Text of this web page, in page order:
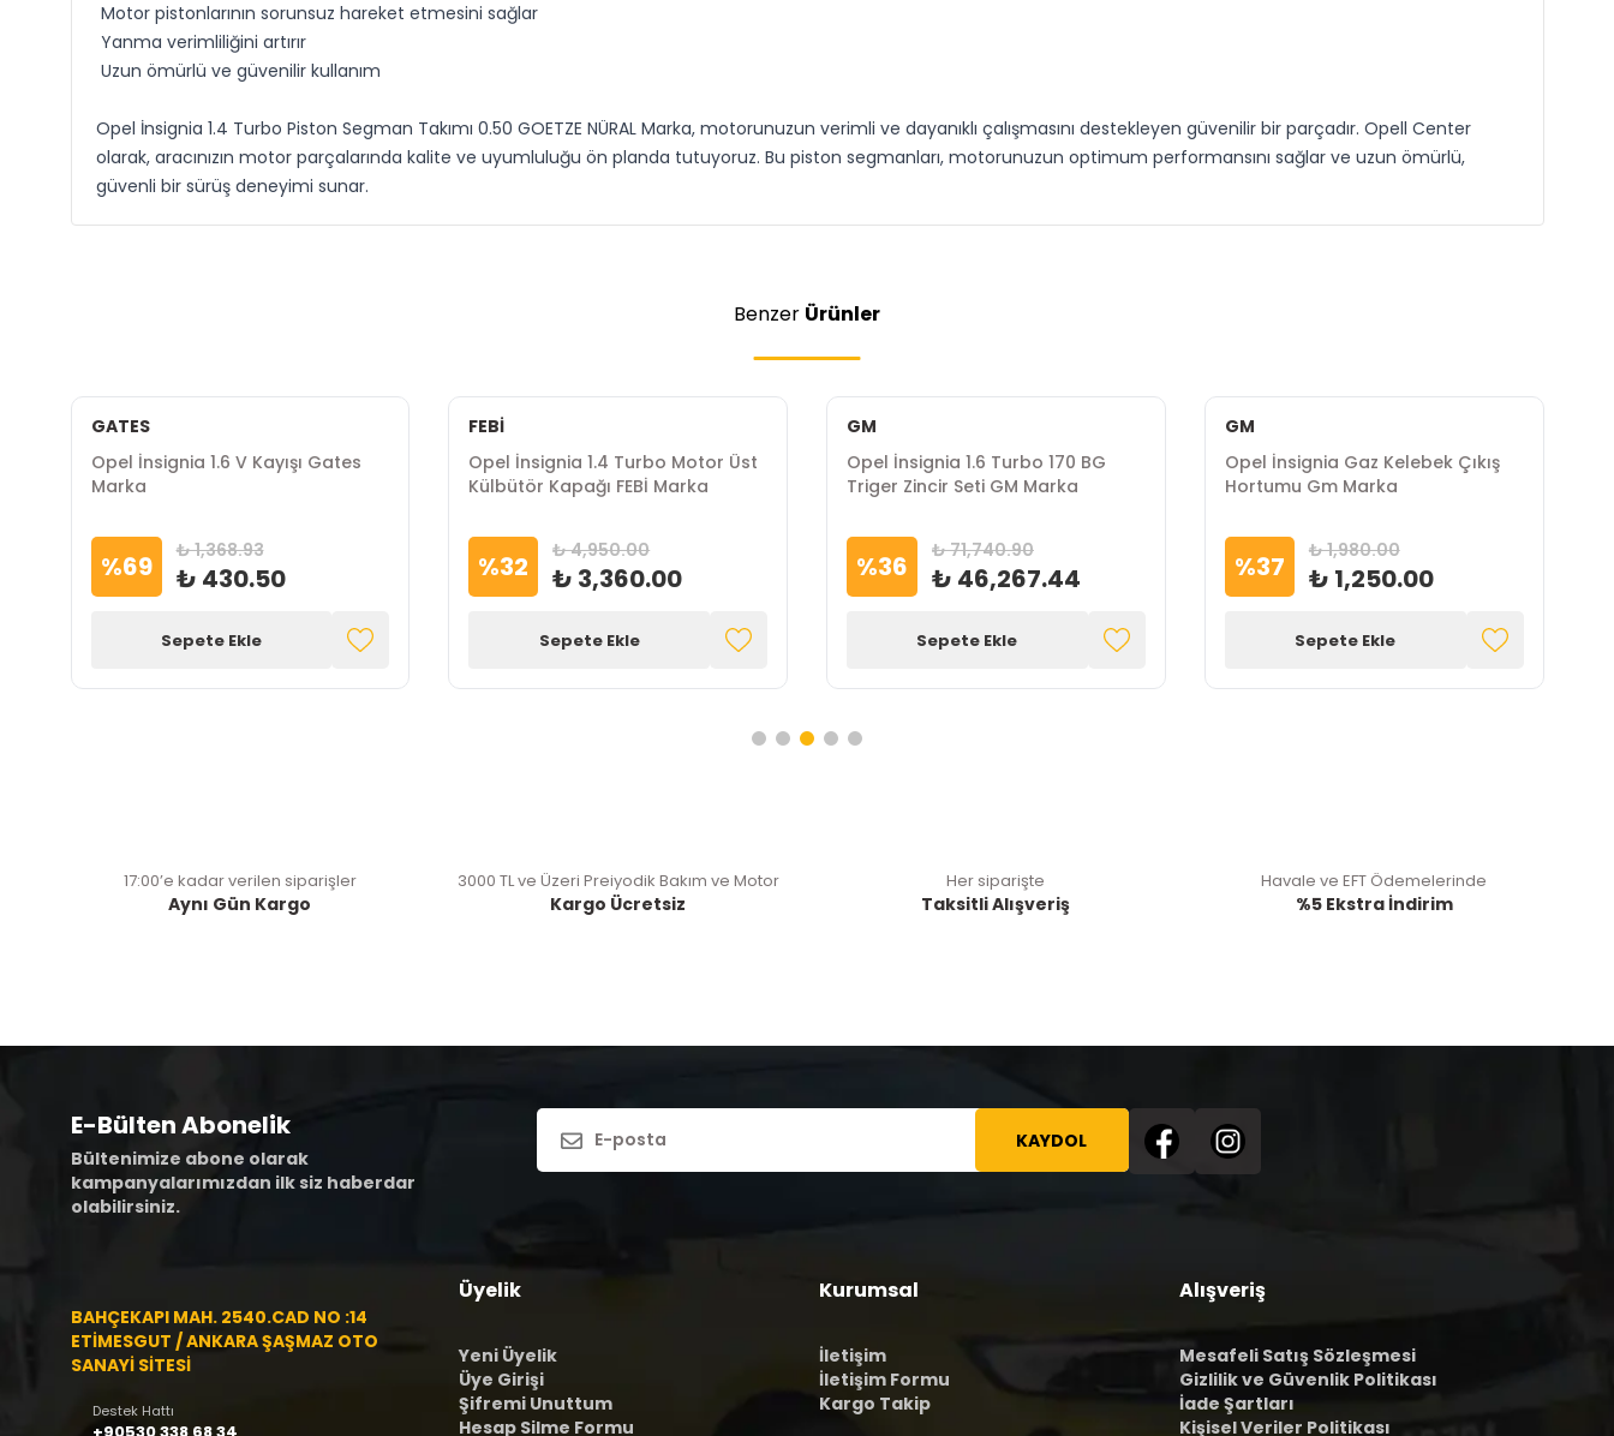
Motor pistonlarının sorunsuz hareket etmesini sağlar
Yanma verimliliğini artırır
Uzun ömürlü ve güvenilir kullanım
Opel İnsignia 1.4 Turbo Piston Segman Takımı 0.50 GOETZE NÜRAL Marka, motorunuzun verimli ve dayanıklı çalışmasını destekleyen güvenilir bir parçadır. Opell Center
olarak, aracınızın motor parçalarında kalite ve uyumluluğu ön planda tutuyoruz. Bu piston segmanları, motorunuzun optimum performansını sağlar ve uzun ömürlü,
güvenli bir sürüş deneyimi sunar.
Benzer Ürünler
GATES
Opel İnsignia 1.6 V Kayışı Gates
Marka
%69 ₺ 1,368.93
₺ 430.50
Sepete Ekle
FEBİ
Opel İnsignia 1.4 Turbo Motor Üst
Külbütör Kapağı FEBİ Marka
%32 ₺ 4,950.00
₺ 3,360.00
Sepete Ekle
GM
Opel İnsignia 1.6 Turbo 170 BG
Triger Zincir Seti GM Marka
%36 ₺ 71,740.90
₺ 46,267.44
Sepete Ekle
GM
Opel İnsignia Gaz Kelebek Çıkış
Hortumu Gm Marka
%37 ₺ 1,980.00
₺ 1,250.00
Sepete Ekle
17:00’e kadar verilen siparişler
Aynı Gün Kargo
3000 TL ve Üzeri Preiyodik Bakım ve Motor
Kargo Ücretsiz
Her siparişte
Taksitli Alışveriş
Havale ve EFT Ödemelerinde
%5 Ekstra İndirim
E-Bülten Abonelik
Bültenimize abone olarak
kampanyalarımızdan ilk siz haberdar
olabilirsiniz.
KAYDOL
BAHÇEKAPI MAH. 2540.CAD NO :14
ETİMESGUT / ANKARA ŞAŞMAZ OTO
SANAYİ SİTESİ
Destek Hattı
Üyelik
Yeni Üyelik
Üye Girişi
Şifremi Unuttum
Hesap Silme Formu
Kurumsal
İletişim
İletişim Formu
Kargo Takip
Alışveriş
Mesafeli Satış Sözleşmesi
Gizlilik ve Güvenlik Politikası
İade Şartları
Kişisel Veriler Politikası